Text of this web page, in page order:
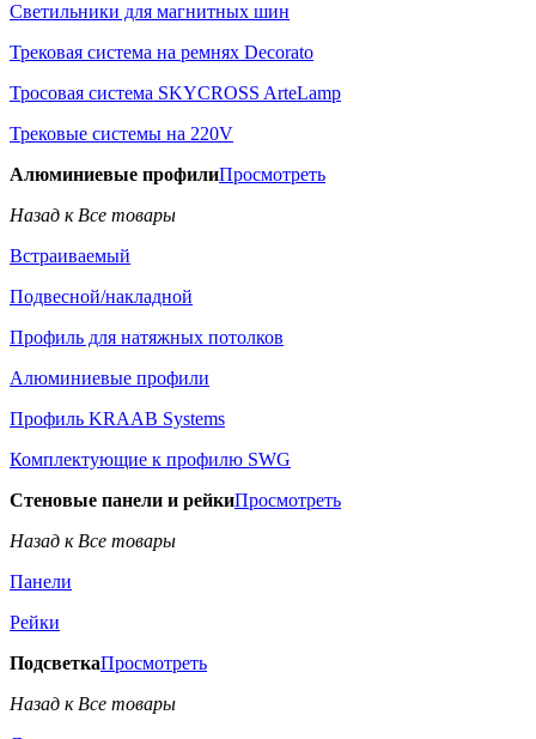
Светильники для магнитных шин
Трековая система на ремнях Decorato
Тросовая система SKYCROSS ArteLamp
Трековые системы на 220V
Алюминиевые профилиПросмотреть
Назад к Все товары
Встраиваемый
Подвесной/накладной
Профиль для натяжных потолков
Алюминиевые профили
Профиль KRAAB Systems
Комплектующие к профилю SWG
Стеновые панели и рейкиПросмотреть
Назад к Все товары
Панели
Рейки
ПодсветкаПросмотреть
Назад к Все товары